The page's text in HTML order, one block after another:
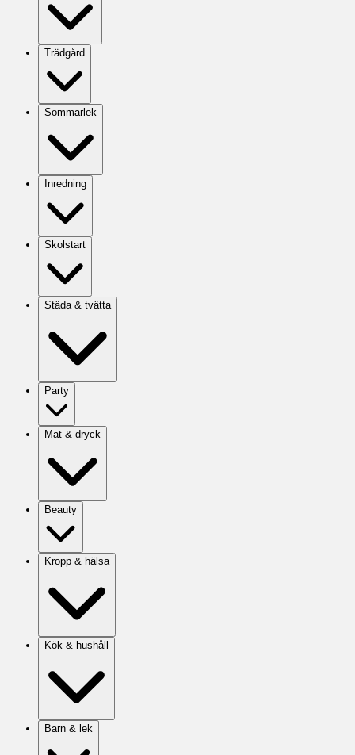
Trädgård
Sommarlek
Inredning
Skolstart
Städa & tvätta
Party
Mat & dryck
Beauty
Kropp & hälsa
Kök & hushåll
Barn & lek